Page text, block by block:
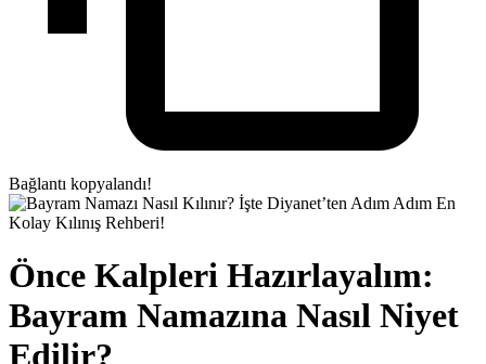
Bağlantı kopyalandı!
Önce Kalpleri Hazırlayalım:
Bayram Namazına Nasıl Niyet
Edilir?